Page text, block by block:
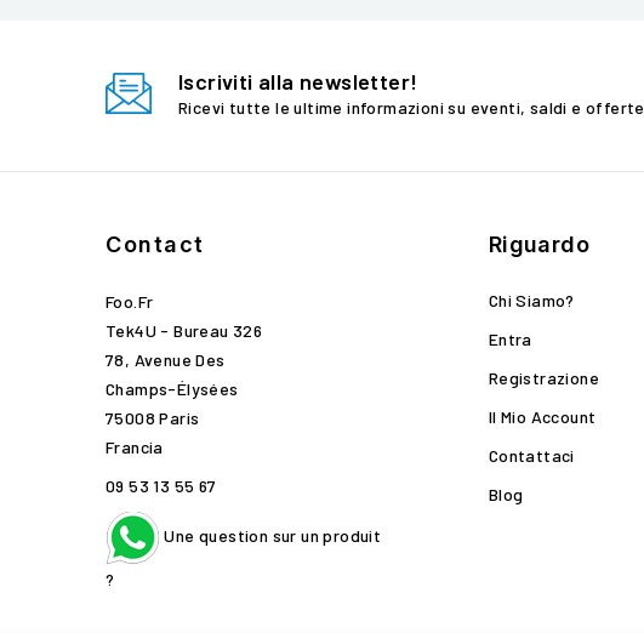
Iscriviti alla newsletter!
Ricevi tutte le ultime informazioni su eventi, saldi e offerte.
Contact
Foo.fr
Tek4U - Bureau 326
78, Avenue Des
Champs-Élysées
75008 Paris
Francia
09 53 13 55 67
Une question sur un produit
?
Riguardo
Chi Siamo?
Entra
Registrazione
Il Mio Account
Contattaci
Blog